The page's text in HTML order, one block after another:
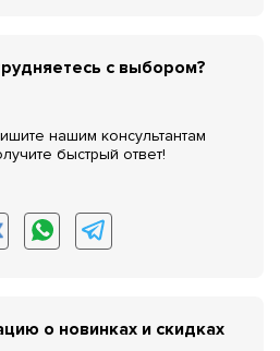
с выбором?
нашим консультантам
быстрый ответ!
о новинках и скидках